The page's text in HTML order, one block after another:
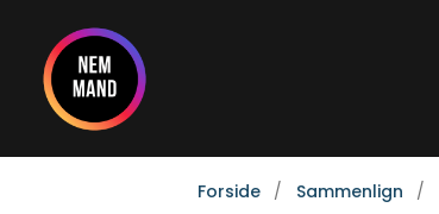
indholdet
Forside Sammenlign